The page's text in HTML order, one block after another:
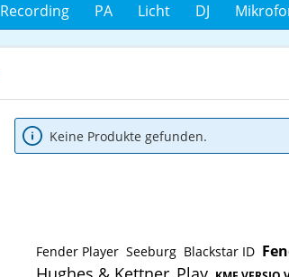
Recording PA Licht DJ
Keine Produkte gefunden.
Fender Player Seeburg Blackstar ID